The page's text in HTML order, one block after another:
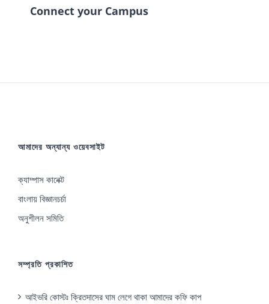
Connect your Campus
আমাদের অন্যান্য ওয়েবসাইট
ক্যাম্পাস কানেক্ট
বাংলায় বিজ্ঞানচর্চা
অনুশীলন সমিতি
সম্প্রতি প্রকাশিত
আইভরি কোস্টঃ ক্রিতদাসের ঘাম লেগে থাকা আমাদের কফি কাপ